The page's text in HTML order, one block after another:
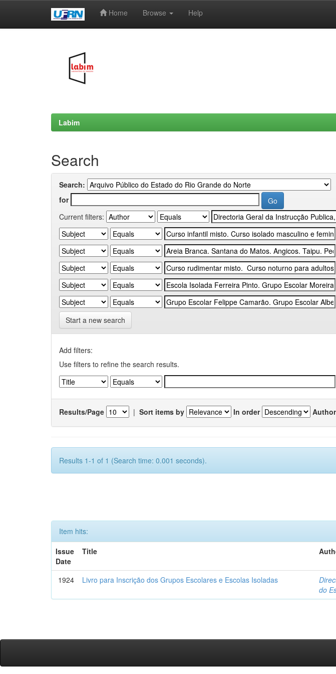
Home Browse Help
Labim
Search
Search:
for
Current filters:
Start a new search
Add filters:
Use filters to refine the search results.
Results/Page | Sort items by In order
Results 1-1 of 1 (Search time: 0.001 seconds).
Item hits:
Issue
Date
Title
1924 Livro para Inscrição dos Grupos Escolares e Escolas Isoladas
do